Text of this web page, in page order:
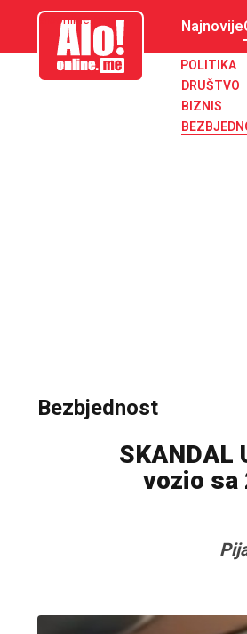
aloonline.me Najnovije
POLITIKA
DRUŠTVO
BIZNIS
Bezbjednost
SKANDAL
vozio sa